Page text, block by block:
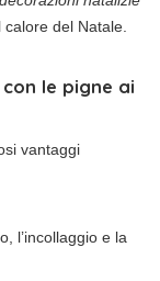
del Natale.
le pigne ai
vantaggi
l’incollaggio e la